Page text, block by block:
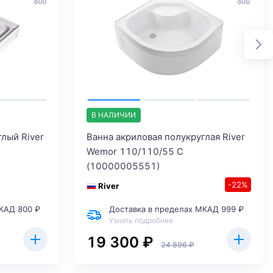
River
800 ₽
В НАЛИЧИИ
Ванна акриловая полукруглая River
Wemor 110/110/55 C
(10000005551)
River -22%
Доставка в пределах МКАД 999 ₽
Узнать подробнее
19 300 ₽ 24 896 ₽